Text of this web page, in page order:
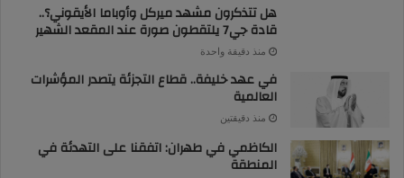
هل تتذكرون مشهد ميركل وأوباما الأيقوني؟..
قادة جي7 يلتقطون صورة عند المقعد الشهير
منذ دقيقة واحدة
في عهد خليفة.. قطاع التجزئة يتصدر المؤشرات
العالمية
منذ دقيقتين
الكاظمي في طهران: اتفقنا على التهدئة في
المنطقة